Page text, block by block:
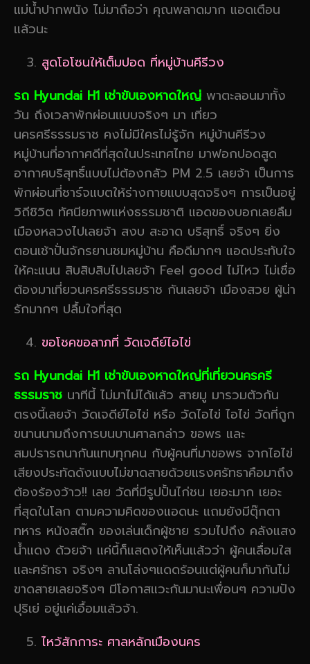
แม่น้ำปากพนัง ไม่มาถือว่า คุณพลาดมาก แอดเตือน
แล้วนะ
สูดโอโซนให้เต็มปอด ที่หมู่บ้านคีรีวง
รถ Hyundai H1 เช่าขับเองหาดใหญ่ พาตะลอนมาทั้ง
วัน ถึงเวลาพักผ่อนแบบจริงๆ มา เที่ยว
นครศรีธรรมราช คงไม่มีใครไม่รู้จัก หมู่บ้านคีรีวง
หมู่บ้านที่อากาศดีที่สุดในประเทศไทย มาฟอกปอดสูด
อากาศบริสุทธิ์แบบไม่ต้องกลัว PM 2.5 เลยจ้า เป็นการ
พักผ่อนที่ชาร์จแบตให้ร่างกายแบบสุดจริงๆ การเป็นอยู่
วิถีชิวิต ทัศนียภาพแห่งธรรมชาติ แอดของบอกเลยลืม
เมืองหลวงไปเลยจ้า สงบ สะอาด บริสุทธิ์ จริงๆ ยิ่ง
ตอนเช้าปั่นจักรยานชมหมู่บ้าน คือดีมากๆ แอดประทับใจ
ให้คะแนน สิบสิบสิบไปเลยจ้า Feel good ไม่ไหว ไม่เชื่อ
ต้องมาเที่ยวนครศรีธรรมราช กันเลยจ้า เมืองสวย ผู้น่า
รักมากๆ ปลื้มใจที่สุด
ขอโชคขอลาภที่ วัดเจดีย์ไอไข่
รถ Hyundai H1 เช่าขับเองหาดใหญ่ที่เที่ยวนครครี
ธรรมราช นาทีนี้ ไม่มาไม่ได้แล้ว สายมู มารวมตัวกัน
ตรงนี้เลยจ้า วัดเจดีย์ไอไข่ หรือ วัดไอไข่ ไอไข่ วัดที่ถูก
ขนานนามถึงการบนบานศาลกล่าว ขอพร และ
สมปรารถนากันแทบทุกคน กับผู้คนที่มาขอพร จากไอไข่
เสียงประทัดดังแบบไม่ขาดสายด้วยแรงศรัทธาคือมาถึง
ต้องร้องว้าว!! เลย วัดที่มีรูปปั้นไก่ชน เยอะมาก เยอะ
ที่สุดในโลก ตามความคิดของแอดนะ แถมยังมีตุ๊กตา
ทหาร หนังสติ๊ก ของเล่นเด็กผู้ชาย รวมไปถึง คลังแสง
น้ำแดง ด้วยจ้า แค่นึ้ก็แสดงให้เห็นแล้วว่า ผู้คนเลื่อมใส
และศรัทธา จริงๆ ลานโล่งๆแดดร้อนแต่ผู้คนก็มากันไม่
ขาดสายเลยจริงๆ มีโอกาสแวะกันมานะเพื่อนๆ ความปัง
ปุริเย่ อยู่แค่เอื้อมแล้วจ้า.
ไหว้สักการะ ศาลหลักเมืองนคร